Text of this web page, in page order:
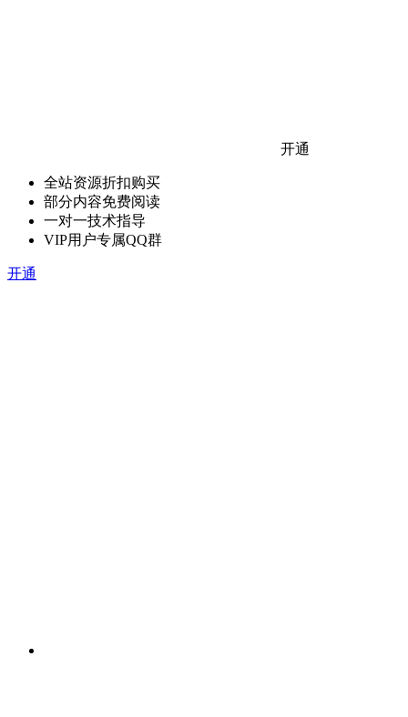
开通
全站资源折扣购买
部分内容免费阅读
一对一技术指导
VIP用户专属QQ群
开通